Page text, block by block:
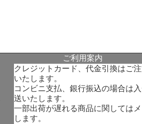
ご利用案内
クレジットカード、代金引換はご
いたします。
コンビニ支払、銀行振込の場合は
送いたします。
一部出荷が遅れる商品に関しては
します。